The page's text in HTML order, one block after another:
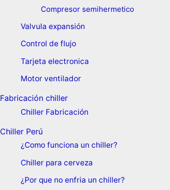
Compresor semihermetico
Valvula expansión
Control de flujo
Tarjeta electronica
Motor ventilador
Fabricación chiller
Chiller Fabricación
Chiller Perú
¿Como funciona un chiller?
Chiller para cerveza
¿Por que no enfria un chiller?